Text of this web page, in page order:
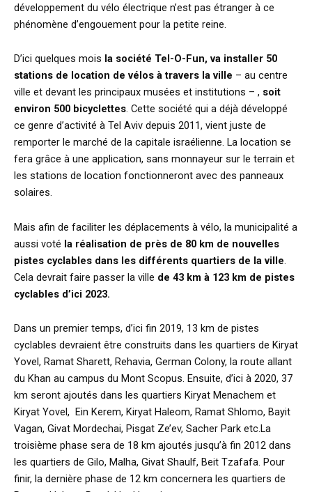
développement du vélo électrique n’est pas étranger à ce
phénomène d’engouement pour la petite reine.
D’ici quelques mois la société Tel-O-Fun, va installer 50
stations de location de vélos à travers la ville – au centre
ville et devant les principaux musées et institutions – , soit
environ 500 bicyclettes. Cette société qui a déjà développé
ce genre d’activité à Tel Aviv depuis 2011, vient juste de
remporter le marché de la capitale israélienne. La location se
fera grâce à une application, sans monnayeur sur le terrain et
les stations de location fonctionneront avec des panneaux
solaires.
Mais afin de faciliter les déplacements à vélo, la municipalité a
aussi voté la réalisation de près de 80 km de nouvelles
pistes cyclables dans les différents quartiers de la ville.
Cela devrait faire passer la ville de 43 km à 123 km de pistes
cyclables d’ici 2023.
Dans un premier temps, d’ici fin 2019, 13 km de pistes
cyclables devraient être construits dans les quartiers de Kiryat
Yovel, Ramat Sharett, Rehavia, German Colony, la route allant
du Khan au campus du Mont Scopus. Ensuite, d’ici à 2020, 37
km seront ajoutés dans les quartiers Kiryat Menachem et
Kiryat Yovel, Ein Kerem, Kiryat Haleom, Ramat Shlomo, Bayit
Vagan, Givat Mordechai, Pisgat Ze’ev, Sacher Park etc.La
troisième phase sera de 18 km ajoutés jusqu’à fin 2012 dans
les quartiers de Gilo, Malha, Givat Shaulf, Beit Tzafafa. Pour
finir, la dernière phase de 12 km concernera les quartiers de